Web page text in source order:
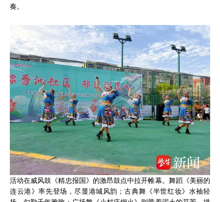
奏。
活动在威风鼓《精忠报国》的激昂鼓点中拉开帷幕。舞蹈《美丽的
连云港》率先登场，尽显港城风韵；古典舞《半世红妆》水袖轻